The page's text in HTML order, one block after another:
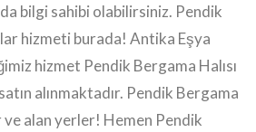
bilgi sahibi olabilirsiniz. Pendik
hizmeti burada! Antika Eşya
hizmet Pendik Bergama Halısı
alınmaktadır. Pendik Bergama
ve alan yerler! Hemen Pendik